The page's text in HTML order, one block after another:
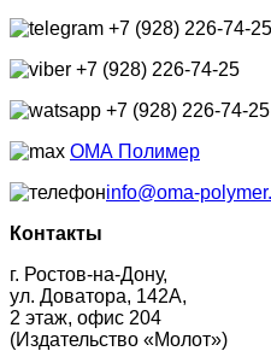
+7 (928) 226-74-25
+7 (928) 226-74-25
+7 (928) 226-74-25
ОМА Полимер
info@oma-
Контакты
г. Ростов-на-Дону,
ул. Доватора, 142А,
2 этаж, офис 204
(Издательство «Молот»)